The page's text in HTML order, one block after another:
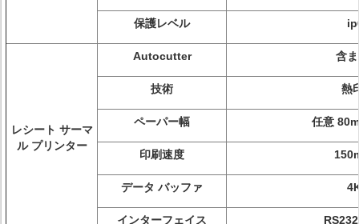
保護レベル
レシート サーマ
ル プリンター
Autocutter 含
技術 熱
ペーパー幅 任意
印刷速度
データ バッファ
インターフェイス